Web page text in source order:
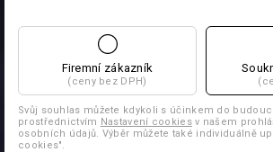
Firemní zákazník
(ceny bez DPH)
Svůj souhlas můžete kdykoli s účinkem do
prostřednictvím Nastavení cookiesv našem
osobních údajů. Výběr můžete také individuálně
cookies".